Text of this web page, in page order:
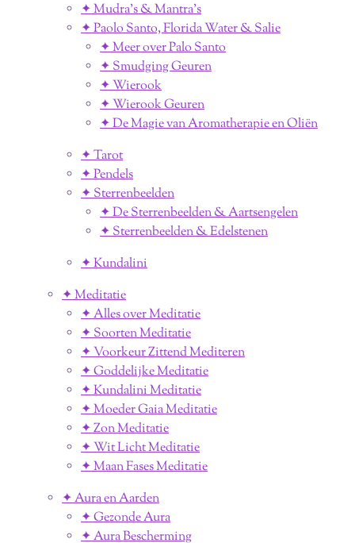
✦ Mudra's & Mantra's
✦ Paolo Santo, Florida Water & Salie
✦ Meer over Palo Santo
✦ Smudging Geuren
✦ Wierook
✦ Wierook Geuren
✦ De Magie van Aromatherapie en Oliën
✦ Tarot
✦ Pendels
✦ Sterrenbeelden
✦ De Sterrenbeelden & Aartsengelen
✦ Sterrenbeelden & Edelstenen
✦ Kundalini
✦ Meditatie
✦ Alles over Meditatie
✦ Soorten Meditatie
✦ Voorkeur Zittend Mediteren
✦ Goddelijke Meditatie
✦ Kundalini Meditatie
✦ Moeder Gaia Meditatie
✦ Zon Meditatie
✦ Wit Licht Meditatie
✦ Maan Fases Meditatie
✦ Aura en Aarden
✦ Gezonde Aura
✦ Aura Bescherming